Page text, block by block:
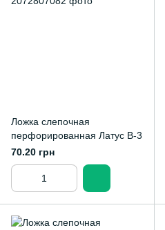
Ложка слепочная
перфорированная Латус В-3
70.20 грн